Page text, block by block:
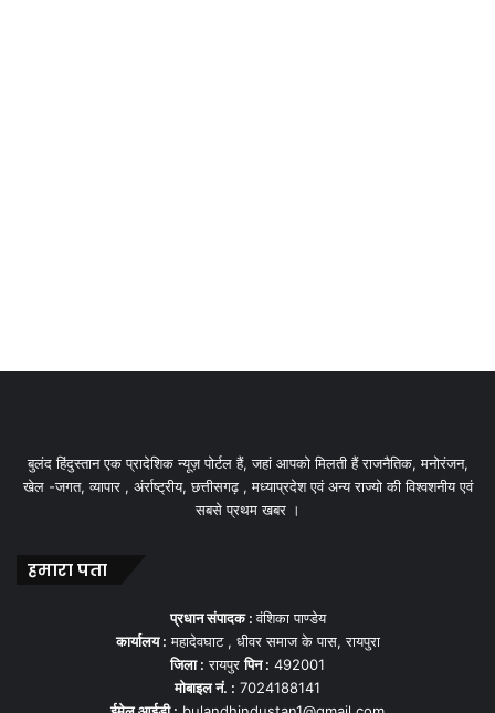
बुलंद हिंदुस्तान एक प्रादेशिक न्यूज़ पोर्टल हैं, जहां आपको मिलती हैं राजनैतिक, मनोरंजन,
खेल -जगत, व्यापार , अंर्राष्ट्रीय, छत्तीसगढ़ , मध्याप्रदेश एवं अन्य राज्यो की विश्वशनीय एवं
सबसे प्रथम खबर ।
हमारा पता
प्रधान संपादक :वंशिका पाण्डेय
कार्यालय : महादेवघाट , धीवर समाज के पास, रायपुरा
जिला : रायपुरपिन : 492001
मोबाइल नं. : 7024188141